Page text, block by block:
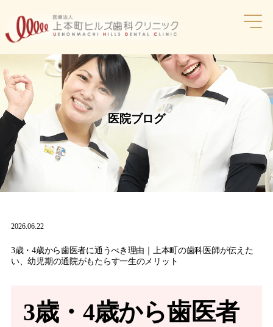
テ
ツ
へ
ス
キ
ッ
プ
医院ブログ
2026.06.22
3歳・4歳から歯医者に通うべき理由｜上本町の歯科医師が伝えた
い、幼児期の通院がもたらす一生のメリット
3歳・4歳から歯医者